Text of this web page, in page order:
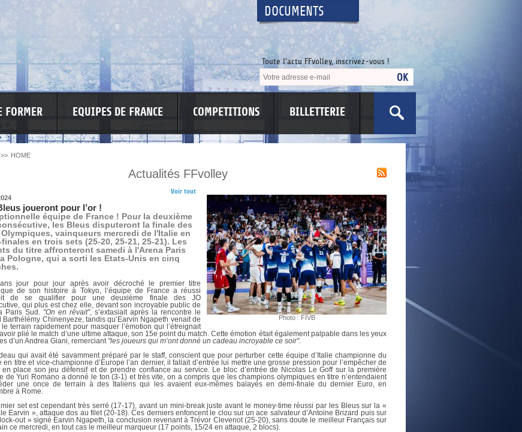
DOCUMENTS
Toute l'actu FFvolley, inscrivez-vous !
FORMER EQUIPES DE FRANCE COMPETITIONS BILLETTERIE
VIOLENCES INFORMATIONS CORONAVIRUS
DOCUMENTS UTILES
SITUATION SANITAIRE
COVID-19
>CLIQUEZ ICI
>> HOME
Actualités FFvolley
Voir tout
Photo : FIVB
joueront pour l’or !
équipe de France ! Pour la deuxième
les Bleus disputeront la finale des
vainqueurs mercredi de l'Italie en
en trois sets (25-20, 25-21, 25-21). Les
du titre affronteront samedi à l'Arena Paris
Pologne, qui a sorti les Etats-Unis en cinq
jour pour jour après avoir décroché le premier titre
de son histoire à Tokyo, l’équipe de France a réussi
de se qualifier pour une deuxième finale des JO
qui plus est chez elle, devant son incroyable public de
Paris Sud. "On en rêvait", s’extasiait après la rencontre le
Barthélémy Chinenyeze, tandis qu’Earvin Ngapeth venait de
terrain rapidement pour masquer l’émotion qui l’étreignait
plié le match d’une ultime attaque, son 15e point du match. Cette émotion était également palpable dans les yeux
d’un Andrea Giani, remerciant "les joueurs qui m’ont donné un cadeau incroyable ce soir".
qui avait été savamment préparé par le staff, conscient que pour perturber cette équipe d’Italie championne du
en titre et vice-championne d’Europe l’an dernier, il fallait d’entrée lui mettre une grosse pression pour l’empêcher de
en place son jeu défensif et de prendre confiance au service. Le bloc d’entrée de Nicolas Le Goff sur la première
de Yuri Romano a donné le ton (3-1) et très vite, on a compris que les champions olympiques en titre n’entendaient
une once de terrain à des Italiens qui les avaient eux-mêmes balayés en demi-finale du dernier Euro, en
à Rome.
set est cependant très serré (17-17), avant un mini-break juste avant le money-time réussi par les Bleus sur la «
Earvin », attaque dos au filet (20-18). Ces derniers enfoncent le clou sur un ace salvateur d’Antoine Brizard puis sur
out » signé Earvin Ngapeth, la conclusion revenant à Trévor Clevenot (25-20), sans doute le meilleur Français sur
ce mercredi, en tout cas le meilleur marqueur (17 points, 15/24 en attaque, 2 blocs).